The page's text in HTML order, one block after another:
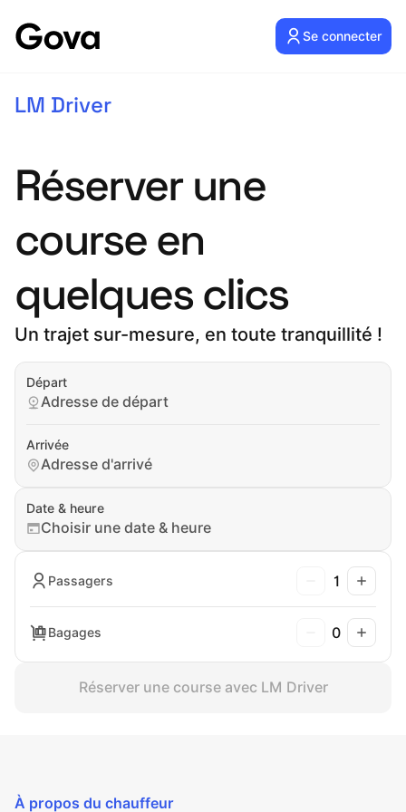
Se connecter
LM Driver
Réserver une
course en
quelques clics
Un trajet sur-mesure, en toute tranquillité !
Départ
Adresse de départ
Arrivée
Adresse d'arrivé
Date & heure
Choisir une date & heure
Passagers 1
Bagages 0
Réserver une course avec LM Driver
À propos du chauffeur